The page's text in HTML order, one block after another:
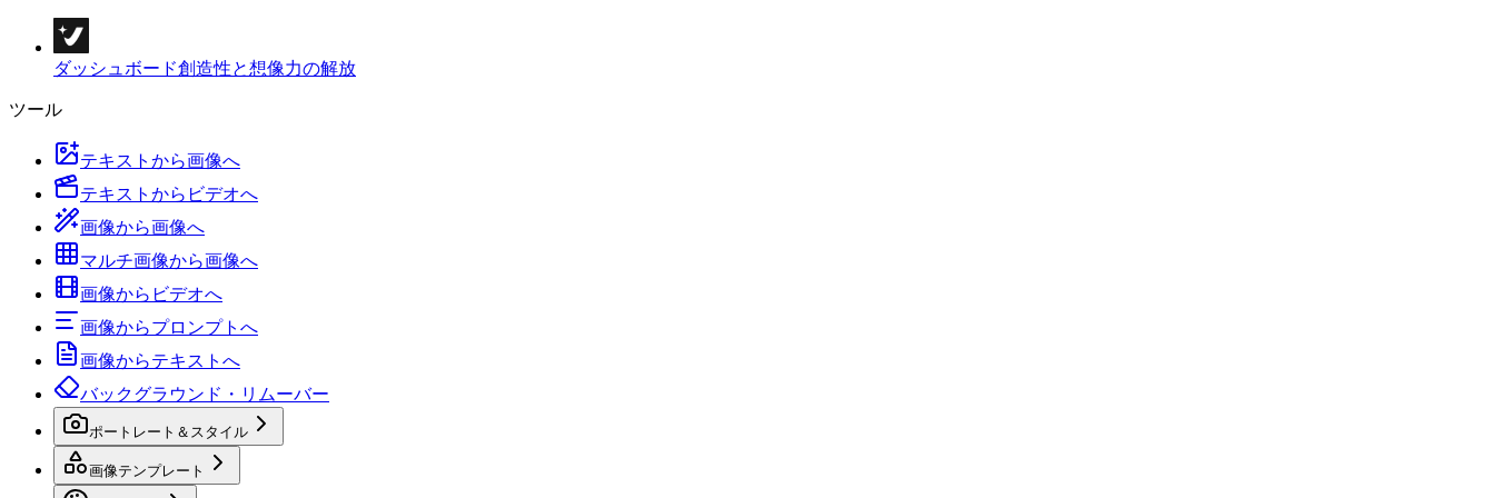
ダッシュボード創造性と想像力の解放
ツール
テキストから画像へ
テキストからビデオへ
画像から画像へ
マルチ画像から画像へ
画像からビデオへ
画像からプロンプトへ
画像からテキストへ
バックグラウンド・リムーバー
ポートレート＆スタイル
画像テンプレート